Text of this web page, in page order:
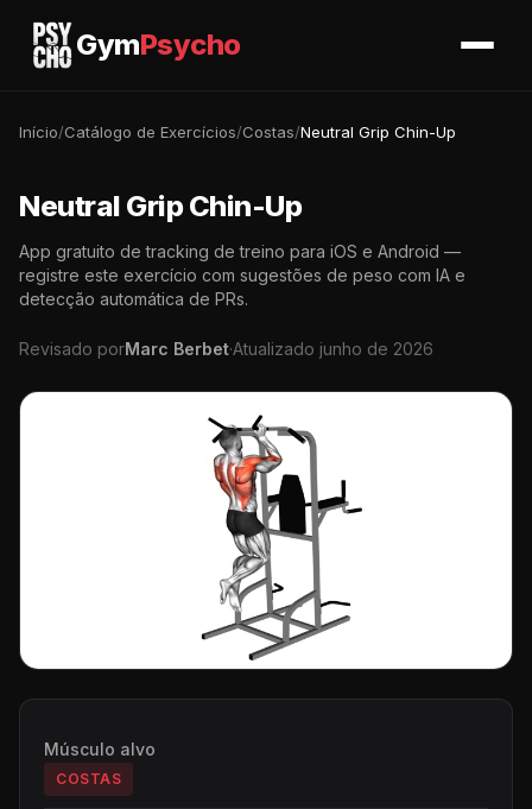
GymPsycho
Início/Catálogo de Exercícios/Costas/Neutral Grip Chin-Up
Neutral Grip Chin-Up
App gratuito de tracking de treino para iOS e Android —
registre este exercício com sugestões de peso com IA e
detecção automática de PRs.
Revisado porMarc Berbet·Atualizado junho de 2026
Músculo alvo
COSTAS